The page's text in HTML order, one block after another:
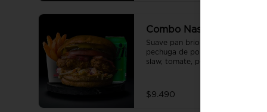
Combo Nashville
Suave pan brioche de 10 cm,
pechuga de pollo crocante, cole
slaw, tomate, pepinillo, tocino y
salsa de la casa de regalo a
elección y una bebida de 350 cc
$9.490